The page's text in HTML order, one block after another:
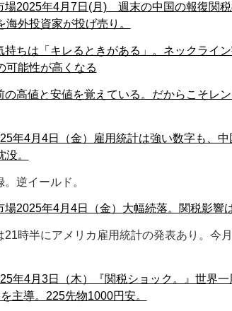
場2025年4月7日(月) 週末の中国の報復関
外投資家が投げ売り。
持ちは「キレるときがある」。ネックライ
可能性が高くなる
の高値と安値を覚えている。だからこそレ
年4月4日（金）雇用統計は強い数字も、
。
。逆イールド。
場2025年4月4日（金）大幅続落。関税影響
21時半にアメリカ雇用統計の発表あり。今
年4月3日（木）『関税ショック。』世界
主導。225先物1000円安。